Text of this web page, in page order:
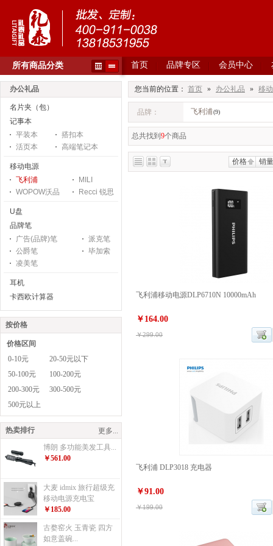
所有商品分类 首页 品牌专区 会员中心
您当前的位置： 首页 » 办公礼品 » 移
品牌： 飞利浦(9)
总共找到 9个商品
价格 销量
飞利浦移动电源DLP6710N 10000mAh
￥164.00
￥299.00
飞利浦 DLP3018 充电器
￥91.00
￥199.00
办公礼品
名片夹（包）
记事本
平装本
搭扣本
活页本
高端笔记本
移动电源
飞利浦
MILI
WOPOW沃品
Recci 锐思
U盘
品牌笔
广告(品牌)笔
派克笔
公爵笔
毕加索
凌美笔
耳机
卡西欧计算器
按价格
价格区间
0-10元
20-50元以下
50-100元
100-200元
200-300元
300-500元
500元以上
热卖排行
博朗 多功能美发工具...
￥561.00
大麦 idmix 旅行超级充
移动电源充电宝
￥185.00
古婺窑火 玉青瓷 四方
如意盖碗...
更多...